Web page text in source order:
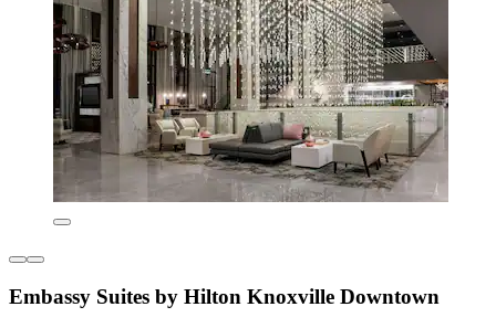
Embassy Suites by Hilton Knoxville Downtown